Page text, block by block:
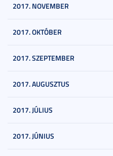
2017. NOVEMBER
2017. OKTÓBER
2017. SZEPTEMBER
2017. AUGUSZTUS
2017. JÚLIUS
2017. JÚNIUS